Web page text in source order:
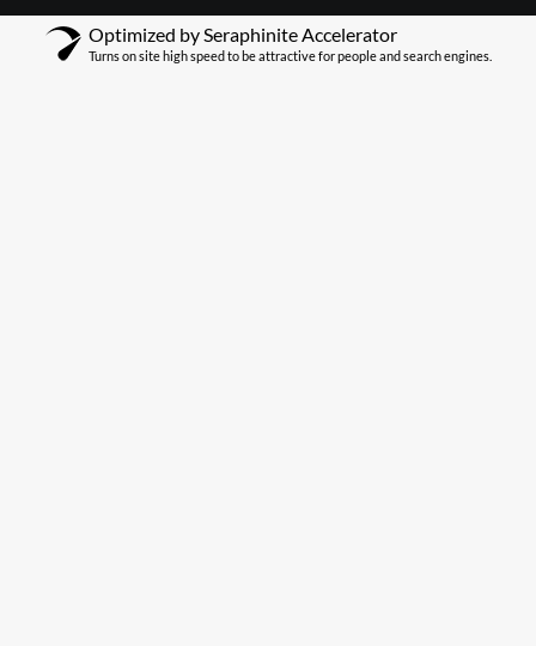
Optimized by Seraphinite Accelerator
Turns on site high speed to be attractive for people and search engines.